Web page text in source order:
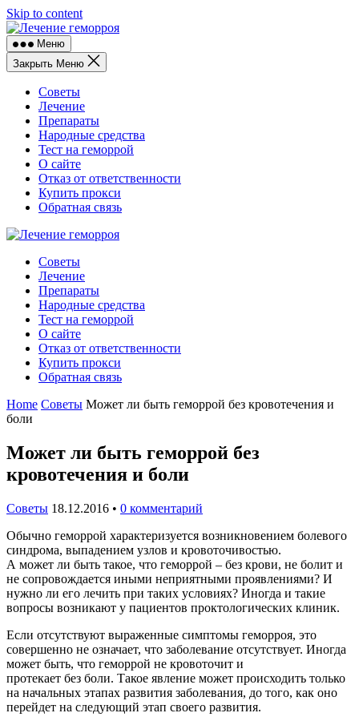
Skip to content
Меню
Закрыть Меню
Советы
Лечение
Препараты
Народные средства
Тест на геморрой
О сайте
Отказ от ответственности
Купить прокси
Обратная связь
Советы
Лечение
Препараты
Народные средства
Тест на геморрой
О сайте
Отказ от ответственности
Купить прокси
Обратная связь
Home Советы Может ли быть геморрой без кровотечения и
боли
Может ли быть геморрой без
кровотечения и боли
Советы 18.12.2016 • 0 комментарий
Обычно геморрой характеризуется возникновением болевого
синдрома, выпадением узлов и кровоточивостью.
А может ли быть такое, что геморрой – без крови, не болит и
не сопровождается иными неприятными проявлениями? И
нужно ли его лечить при таких условиях? Иногда и такие
вопросы возникают у пациентов проктологических клиник.
Если отсутствуют выраженные симптомы геморроя, это
совершенно не означает, что заболевание отсутствует. Иногда
может быть, что геморрой не кровоточит и
протекает без боли. Такое явление может происходить только
на начальных этапах развития заболевания, до того, как оно
перейдет на следующий этап своего развития.